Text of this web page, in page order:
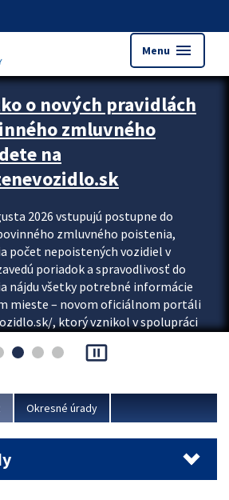
Menu menu
upútavok
o nových pravidlách
zmluvného
na
2026 vstupujú postupne do
zmluvného poistenia,
počet nepoistených vozidiel v
poriadok a spravodlivosť do
nájdu všetky potrebné informácie
mieste – novom oficiálnom portáli
, ktorý vznikol v spolupráci
a Ministerstva vnútra SR.
pause_presentation
Okresné úrady